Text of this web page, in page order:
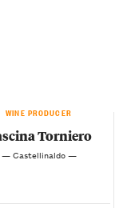
WINE PRODUCER
Torniero
— Castellinaldo —